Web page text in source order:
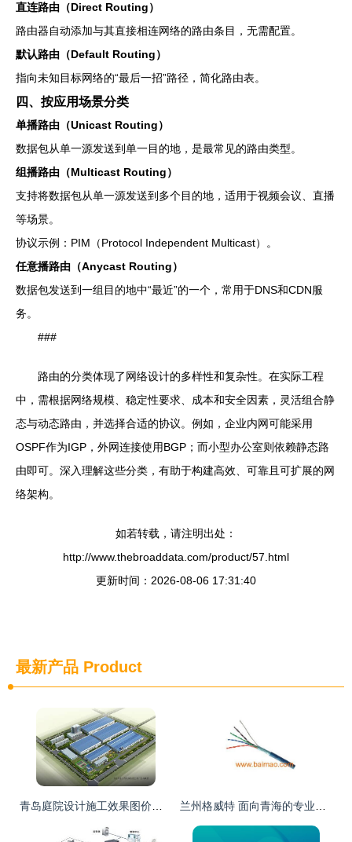
直连路由（Direct Routing）
路由器自动添加与其直接相连网络的路由条目，无需配置。
默认路由（Default Routing）
指向未知目标网络的“最后一招”路径，简化路由表。
四、按应用场景分类
单播路由（Unicast Routing）
数据包从单一源发送到单一目的地，是最常见的路由类型。
组播路由（Multicast Routing）
支持将数据包从单一源发送到多个目的地，适用于视频会议、直播
等场景。
协议示例：PIM（Protocol Independent Multicast）。
任意播路由（Anycast Routing）
数据包发送到一组目的地中“最近”的一个，常用于DNS和CDN服
务。
###
路由的分类体现了网络设计的多样性和复杂性。在实际工程
中，需根据网络规模、稳定性要求、成本和安全因素，灵活组合静
态与动态路由，并选择合适的协议。例如，企业内网可能采用
OSPF作为IGP，外网连接使用BGP；而小型办公室则依赖静态路
由即可。深入理解这些分类，有助于构建高效、可靠且可扩展的网
络架构。
如若转载，请注明出处：
http://www.thebroaddata.com/product/57.html
更新时间：2026-08-06 17:31:40
最新产品 Product